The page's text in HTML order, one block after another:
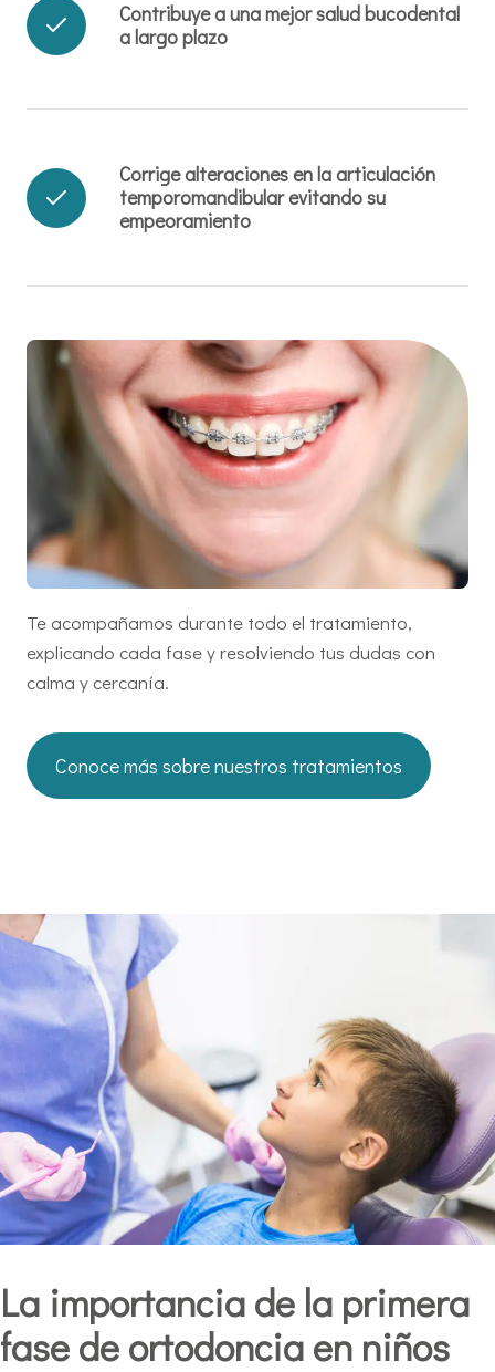
Contribuye a una mejor salud bucodental
a largo plazo
Corrige alteraciones en la articulación
temporomandibular evitando su
empeoramiento
Te acompañamos durante todo el tratamiento,
explicando cada fase y resolviendo tus dudas con
calma y cercanía.
Conoce más sobre nuestros tratamientos
La importancia de la primera
fase de ortodoncia en niños